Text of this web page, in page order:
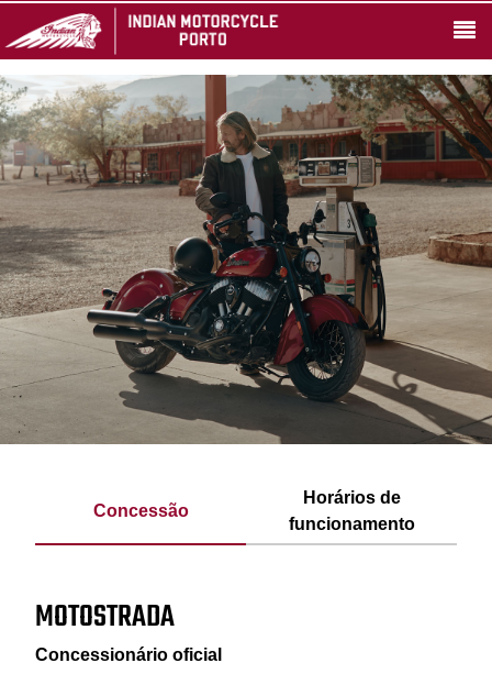
Concessão
Horários de
funcionamento
MOTOSTRADA
Concessionário oficial